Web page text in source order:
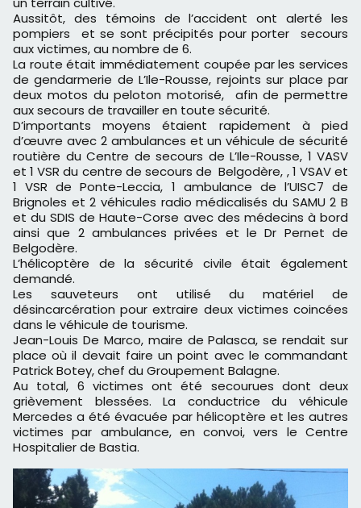
Aussitôt, des témoins de l’accident ont alerté les
pompiers et se sont précipités pour porter secours
aux victimes, au nombre de 6.
La route était immédiatement coupée par les services
de gendarmerie de L’Ile-Rousse, rejoints sur place par
deux motos du peloton motorisé, afin de permettre
aux secours de travailler en toute sécurité.
D’importants moyens étaient rapidement à pied
d’œuvre avec 2 ambulances et un véhicule de sécurité
routière du Centre de secours de L’Ile-Rousse, 1 VASV
et 1 VSR du centre de secours de Belgodère, , 1 VSAV et
1 VSR de Ponte-Leccia, 1 ambulance de l’UISC7 de
Brignoles et 2 véhicules radio médicalisés du SAMU 2 B
et du SDIS de Haute-Corse avec des médecins à bord
ainsi que 2 ambulances privées et le Dr Pernet de
Belgodère.
L’hélicoptère de la sécurité civile était également
demandé.
Les sauveteurs ont utilisé du matériel de
désincarcération pour extraire deux victimes coincées
dans le véhicule de tourisme.
Jean-Louis De Marco, maire de Palasca, se rendait sur
place où il devait faire un point avec le commandant
Patrick Botey, chef du Groupement Balagne.
Au total, 6 victimes ont été secourues dont deux
grièvement blessées. La conductrice du véhicule
Mercedes a été évacuée par hélicoptère et les autres
victimes par ambulance, en convoi, vers le Centre
Hospitalier de Bastia.